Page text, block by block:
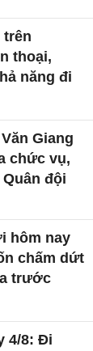
trên
thoại,
năng đi
Giang
chức vụ,
đội
hôm nay
chấm dứt
trước
4/8: Đi